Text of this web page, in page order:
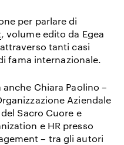
per parlare di
, volume edito da Egea
tanti casi
fama internazionale.
anche Chiara Paolino –
Aziendale
Sacro Cuore e
e HR presso
– tra gli autori